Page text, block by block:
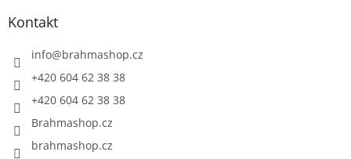
Kontakt
info@brahmashop.cz
+420 604 62 38 38
+420 604 62 38 38
Brahmashop.cz
brahmashop.cz